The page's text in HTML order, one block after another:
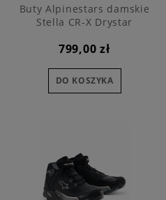
Buty Alpinestars damskie
Stella CR-X Drystar
799,00 zł
DO KOSZYKA